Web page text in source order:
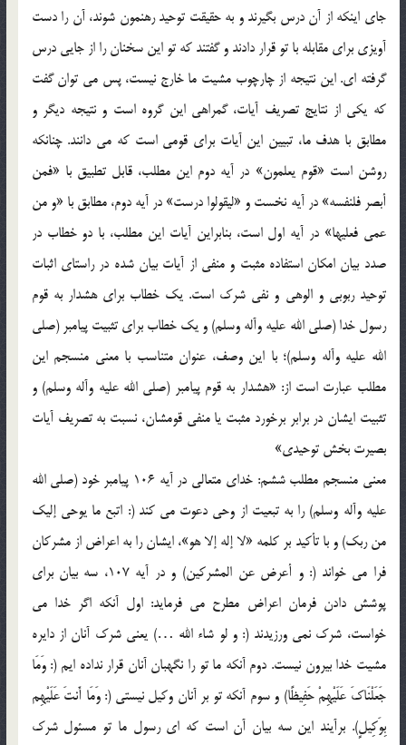
جاي اينکه از آن درس بگيرند و به حقيقت توحيد رهنمون شوند، آن را دست
آويزي براي مقابله با تو قرار دادند و گفتند که تو اين سخنان را از جايي درس
گرفته اي. اين نتيجه از چارچوب مشيت ما خارج نيست، پس مي توان گفت
که يکي از نتايج تصريف آيات، گمراهي اين گروه است و نتيجه ديگر و
مطابق با هدف ما، تبيين اين آيات براي قومي است که مي دانند. چنانکه
روشن است «قوم يعلمون» در آيه دوم اين مطلب، قابل تطبيق با «فمن
أبصر فلنفسه» در آيه نخست و «ليقولوا درست» در آيه دوم، مطابق با «و من
عمي فعليها» در آيه اول است، بنابراين آيات اين مطلب، با دو خطاب در
صدد بيان امکان استفاده مثبت و منفي از آيات بيان شده در راستاي اثبات
توحيد ربوبي و الوهي و نفي شرک است. يک خطاب براي هشدار به قوم
رسول خدا (صلي الله عليه وآله وسلم) و يک خطاب براي تثبيت پيامبر (صلي
الله عليه وآله وسلم)؛ با اين وصف، عنوان متناسب با معني منسجم اين
مطلب عبارت است از: «هشدار به قوم پيامبر (صلي الله عليه وآله وسلم) و
تثبيت ايشان در برابر برخورد مثبت يا منفي قومشان، نسبت به تصريف آيات
بصيرت بخش توحيدي»
معني منسجم مطلب ششم: خداي متعالي در آيه 106 پيامبر خود (صلي الله
عليه وآله وسلم) را به تبعيت از وحي دعوت مي کند (: اتبع ما يوحي إليک
من ربک) و با تأکيد بر کلمه «لا إله إلا هو»، ايشان را به اعراض از مشرکان
فرا مي خواند (: و أعرض عن المشرکين) و در آيه 107، سه بيان براي
پوشش دادن فرمان اعراض مطرح مي فرمايد: اول آنکه اگر خدا مي
خواست، شرک نمي ورزيدند (: و لو شاء الله …) يعني شرک آنان از دايره
مشيت خدا بيرون نيست. دوم آنکه ما تو را نگهبان آنان قرار نداده ايم (: وَمَا
جَعَلْنَاكَ عَلَيْهِمْ حَفِيظًا) و سوم آنکه تو بر آنان وکيل نيستي (: وَمَا أَنتَ عَلَيْهِم
بِوَكِيلٍ). برآيند اين سه بيان آن است که اي رسول ما تو مسئول شرک